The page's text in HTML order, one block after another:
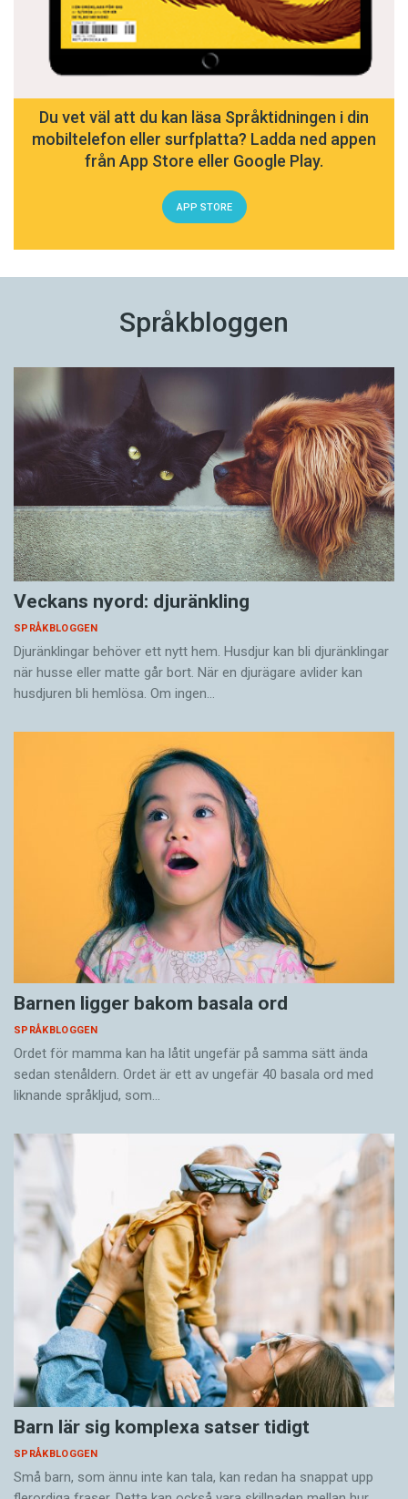
Du vet väl att du kan läsa Språktidningen i din
mobiltelefon eller surfplatta? Ladda ned appen
från App Store eller Google Play.
APP STORE
Språkbloggen
Veckans nyord: djuränkling
SPRÅKBLOGGEN
Djuränklingar behöver ett nytt hem. Husdjur kan bli djuränklingar
när husse eller matte går bort. När en djurägare avlider kan
husdjuren bli hemlösa. Om ingen…
Barnen ligger bakom basala ord
SPRÅKBLOGGEN
Ordet för mamma kan ha låtit ungefär på samma sätt ända
sedan stenåldern. Ordet är ett av ungefär 40 basala ord med
liknande språkljud, som…
Barn lär sig komplexa satser tidigt
SPRÅKBLOGGEN
Små barn, som ännu inte kan tala, kan redan ha snappat upp